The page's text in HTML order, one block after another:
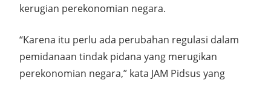
kerugian perekonomian negara.
“Karena itu perlu ada perubahan regulasi dalam
pemidanaan tindak pidana yang merugikan
perekonomian negara,” kata JAM Pidsus yang